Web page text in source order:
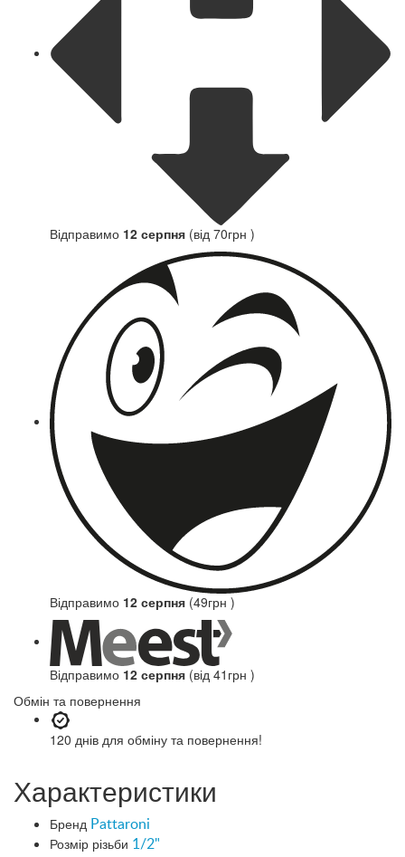
Відправимо 12 серпня (від 70грн )
Відправимо 12 серпня (49грн )
Відправимо 12 серпня (від 41грн )
Обмін та повернення
120 днів для обміну та повернення!
Характеристики
Бренд Pattaroni
Розмір різьби 1/2"